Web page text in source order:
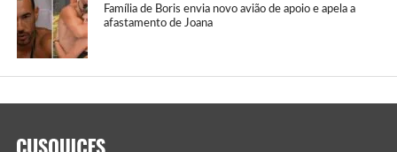
Família de Boris envia novo avião de apoio e apela a
afastamento de Joana